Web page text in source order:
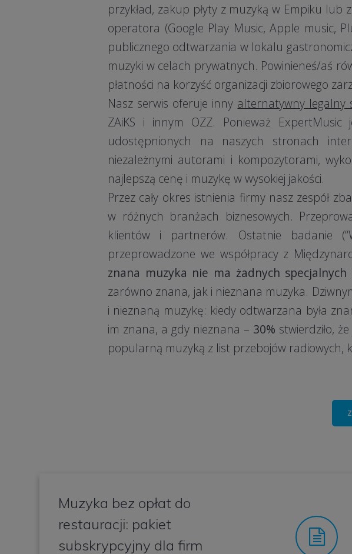
przykład, zakup płyty z muzyką w Empiku
operatora (Google Play Music, Apple music,
publicznego odtwarzania w lokalu
muzyki w celach prywatnych. Powinieneś/aś
płatności na korzyść organizacji zbiorowego
Nasz serwis oferuje inny alternatywny legalny
ZAiKS i innym OZZ. Ponieważ
udostępnionych na naszych stronach
niezależnymi autorami i kompozytorami,
najlepszą cenę i muzykę w wysokiej jakości.
Przez cały okres istnienia firmy nasz zespół
w różnych branżach biznesowych.
klientów i partnerów. Ostatnie badanie
przeprowadzone we współpracy z
znana muzyka nie ma żadnych
zarówno znana, jak i nieznana muzyka.
i nieznaną muzykę: kiedy odtwarzana była
im znana, a gdy nieznana – 30% stwierdziło,
popularną muzyką z list przebojów radiowych,
Muzyka bez opłat do
restauracji: pakiet
subskrypcyjny dla firm